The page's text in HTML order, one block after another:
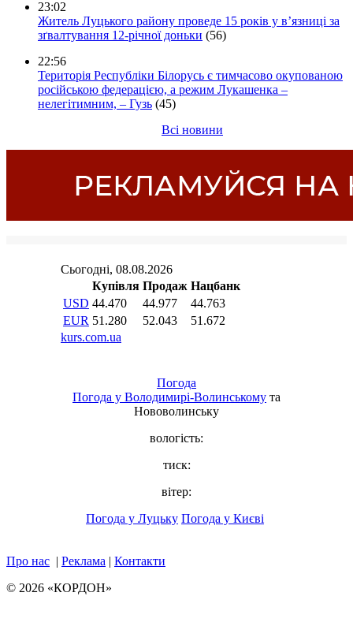
23:02
Житель Луцького району проведе 15 років у в’язниці за
зґвалтування 12-річної доньки (56)
22:56
Територія Республіки Білорусь є тимчасово окупованою
російською федерацією, а режим Лукашенка –
нелегітимним, – Гузь (45)
Всі новини
Погода
Погода у Володимирі-Волинському та
Нововолинську
вологість:
тиск:
вітер:
Погода у Луцьку Погода у Києві
Про нас | Реклама | Контакти
© 2026 «КОРДОН»